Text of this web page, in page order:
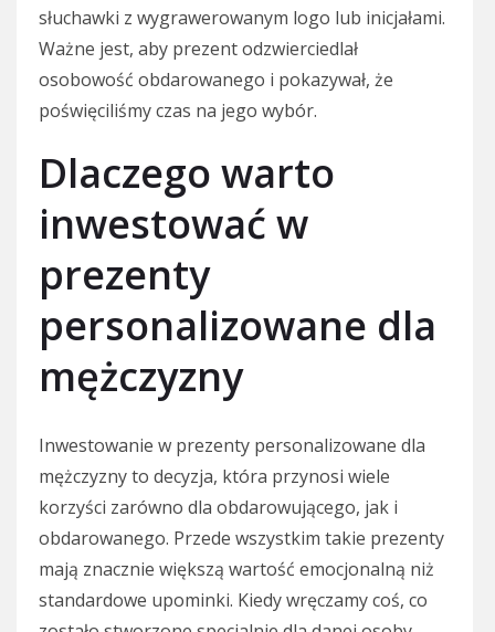
słuchawki z wygrawerowanym logo lub inicjałami.
Ważne jest, aby prezent odzwierciedlał
osobowość obdarowanego i pokazywał, że
poświęciliśmy czas na jego wybór.
Dlaczego warto
inwestować w
prezenty
personalizowane dla
mężczyzny
Inwestowanie w prezenty personalizowane dla
mężczyzny to decyzja, która przynosi wiele
korzyści zarówno dla obdarowującego, jak i
obdarowanego. Przede wszystkim takie prezenty
mają znacznie większą wartość emocjonalną niż
standardowe upominki. Kiedy wręczamy coś, co